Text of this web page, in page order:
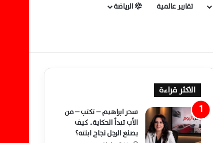
تقارير عالمية الرياضة
الاكثر قراءة
سحر ابراهيم – تكتب – من
الأب تبدأ الحكاية.. كيف
يصنع الرجل نجاح ابنته؟